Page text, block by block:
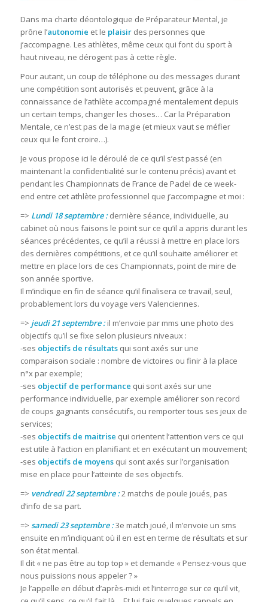
Dans ma charte déontologique de Préparateur Mental, je
prône l’autonomie et le plaisirdes personnes que
j’accompagne. Les athlètes, même ceux qui font du sport à
haut niveau, ne dérogent pas à cette règle.
Pour autant, un coup de téléphone ou des messages durant
une compétition sont autorisés et peuvent, grâce à la
connaissance de l’athlète accompagné mentalement depuis
un certain temps, changer les choses… Car la Préparation
Mentale, ce n’est pas de la magie (et mieux vaut se méfier
ceux qui le font croire…).
Je vous propose ici le déroulé de ce qu’il s’est passé (en
maintenant la confidentialité sur le contenu précis) avant et
pendant les Championnats de France de Padel de ce week-
end entre cet athlète professionnel que j’accompagne et moi :
=> Lundi 18 septembre :dernière séance, individuelle, au
cabinet où nous faisons le point sur ce qu’il a appris durant les
séances précédentes, ce qu’il a réussi à mettre en place lors
des dernières compétitions, et ce qu’il souhaite améliorer et
mettre en place lors de ces Championnats, point de mire de
son année sportive.
Il m’indique en fin de séance qu’il finalisera ce travail, seul,
probablement lors du voyage vers Valenciennes.
=> jeudi 21 septembre :il m’envoie par mms une photo des
objectifs qu’il se fixe selon plusieurs niveaux :
-ses objectifs de résultatsqui sont axés sur une
comparaison sociale : nombre de victoires ou finir à la place
n°x par exemple;
-ses objectif de performance qui sont axés sur une
performance individuelle, par exemple améliorer son record
de coups gagnants consécutifs, ou remporter tous ses jeux de
services;
-ses objectifs de maitrise qui orientent l’attention vers ce qui
est utile à l’action en planifiant et en exécutant un mouvement;
-ses objectifs de moyensqui sont axés sur l’organisation
mise en place pour l’atteinte de ses objectifs.
=> vendredi 22 septembre :2 matchs de poule joués, pas
d’info de sa part.
=> samedi 23 septembre :3e match joué, il m’envoie un sms
ensuite en m’indiquant où il en est en terme de résultats et sur
son état mental.
Il dit « ne pas être au top top » et demande « Pensez-vous que
nous puissions nous appeler ? »
Je l’appelle en début d’après-midi et l’interroge sur ce qu’il vit,